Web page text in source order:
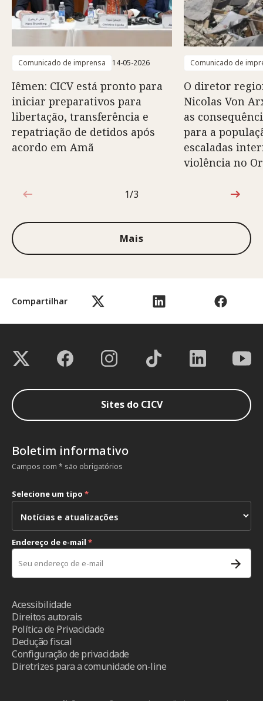
Compartilhar
Comunicado de imprensa 14-05-2026
Iêmen: CICV está pronto para
iniciar preparativos para
libertação, transferência e
repatriação de detidos após
acordo em Amã
Comunicado de
O diretor
Nicolas Von
as
para a
escaladas
violência no
1 de 3
1/3
Mais
Sites do CICV
Boletim informativo
Campos com * são obrigatórios
Selecione um tipo *
Endereço de e-mail *
Acessibilidade
Direitos autorais
Política de Privacidade
Dedução fiscal
Configuração de privacidade
Diretrizes para a comunidade on-line